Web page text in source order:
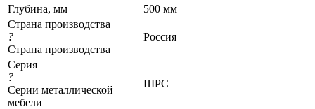
Глубина, мм
500 мм
Страна производства
?
Страна производства
Россия
Серия
?
Серии металлической
мебели
ШРС